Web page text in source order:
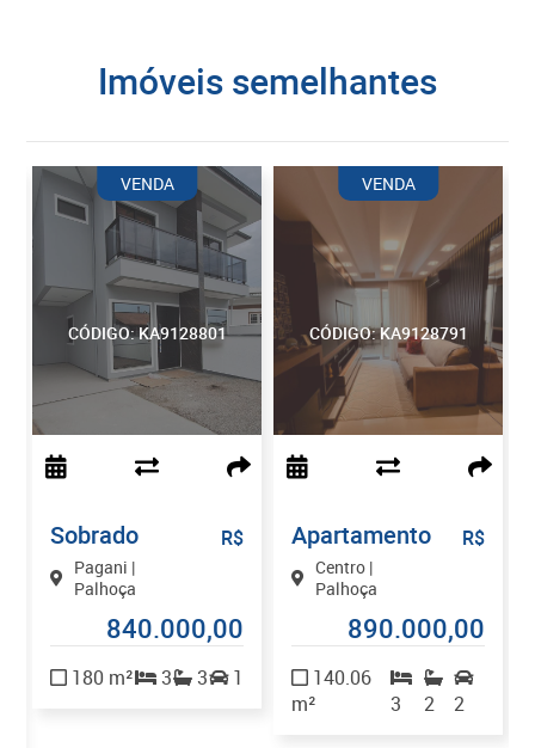
imóveis semelhantes
CÓDIGO: KA9128801
VENDA
Sobrado
Pagani |
Palhoça
R$
840.000,00
180 m² 3 3 1
CÓDIGO: KA9128791
VENDA
Apartamento
Centro |
Palhoça
R$
890.000,00
140.06
m²
3 2 2